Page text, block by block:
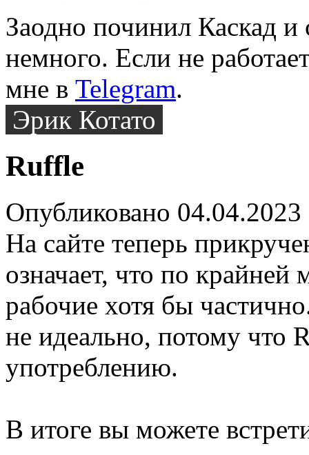
Заодно починил Каскад и
немного. Если не
мне в Telegram.
Эрик Котато
Ruffle
Опубликовано 04.04.2023
На сайте теперь
означает, что по
рабочие хотя бы
не идеально, потому что
употреблению.
В итоге вы можете